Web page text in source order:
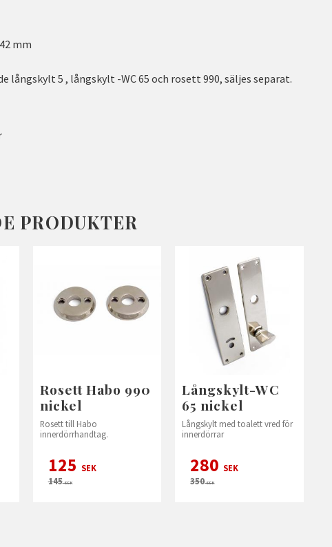
mm
långskylt 5 , långskylt -WC 65 och rosett 990, säljes separat.
PRODUKTER
Rosett Habo 990
nickel
Rosett till Habo
innerdörrhandtag.
125 SEK
145SEK
Långskylt-WC
65 nickel
Långskylt med toalett vred för
innerdörrar
280 SEK
350SEK